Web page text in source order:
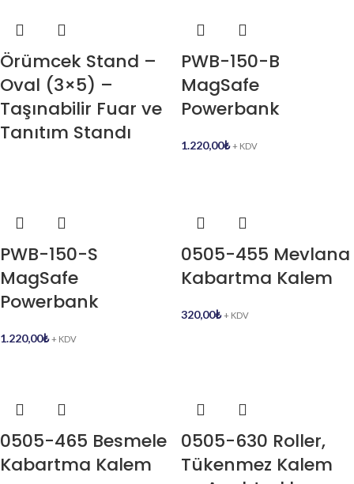
Örümcek Stand –
Oval (3×5) –
Taşınabilir Fuar ve
Tanıtım Standı
PWB-150-B
MagSafe
Powerbank
1.220,00₺ + KDV
PWB-150-S
MagSafe
Powerbank
1.220,00₺ + KDV
0505-455 Mevlana
Kabartma Kalem
320,00₺ + KDV
0505-465 Besmele
Kabartma Kalem
0505-630 Roller,
Tükenmez Kalem